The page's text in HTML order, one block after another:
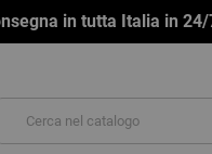
in tutta Italia in